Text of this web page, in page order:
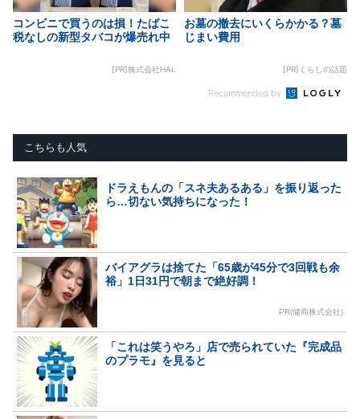
コンビニで買うのは損！たばこ
税なしの新型タバコが爆売れ中
[PR]株式会社HAL
お墓の撤去にいくらかかる？墓
じまい費用
[PR]くらしの話題
Recommended by
こちらも人気
ドラえもんの「スネ夫あるある」を振り返った
ら…切ない気持ちになった！
バイアグラは捨てた「65歳が45分で3回戦も余
裕」1日31円で朝まで絶好調！
PR(健商株式会社)
「これは笑うやろ」店で売られていた『完成品
のプラモ』を見ると